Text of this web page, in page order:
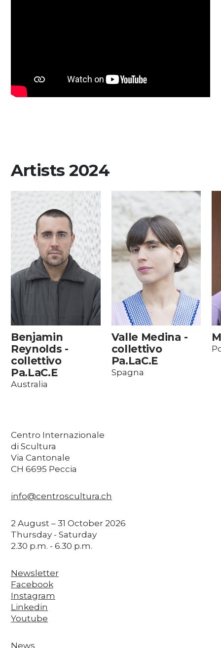
Artists 2024
Benjamin
Reynolds -
collettivo
Pa.LaC.E
Australia
Valle Medina -
collettivo
Pa.LaC.E
Spagna
Centro Internazionale
di Scultura
Via Cantonale
CH 6695 Peccia
info@centroscultura.ch
2 August – 31 October 2026
Thursday - Saturday
2.30 p.m. - 6.30 p.m.
Newsletter
Facebook
Instagram
Linkedin
Youtube
News